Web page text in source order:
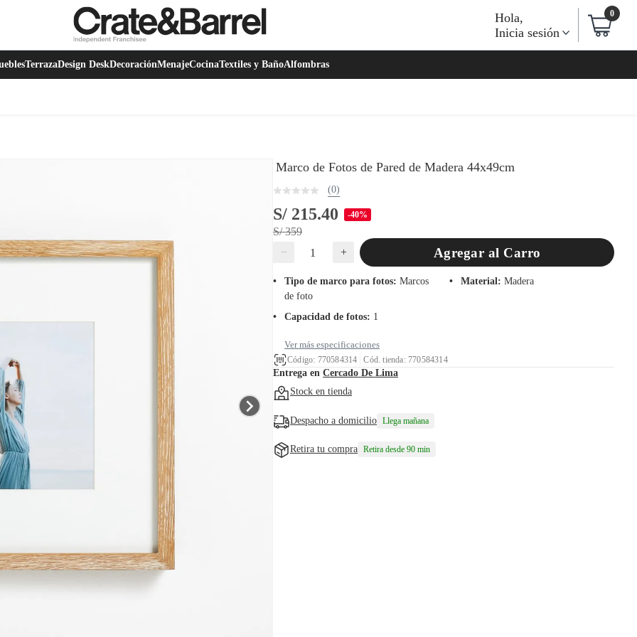
Hola,
Inicia sesión
0
TerrazaDesign DeskDecoraciónMenajeCocinaTextiles y BañoAlfombras
Marco de Fotos de Pared de Madera 44x49cm
(0)
S/ 215.40 -40%
S/ 359
−
+ Agregar al Carro
Tipo de marco para fotos: Marcos
de foto
Material: Madera
Capacidad de fotos: 1
Ver más especificaciones
Código: 770584314 Cód. tienda: 770584314
Entrega en Cercado De Lima
Stock en tienda
Despacho a domicilio Llega mañana
Retira tu compra Retira desde 90 min